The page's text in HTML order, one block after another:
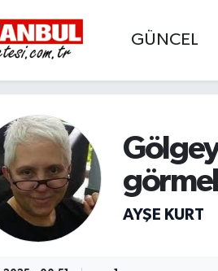
GÜNCEL
AYŞE KURT
Durumu ve Fikstür